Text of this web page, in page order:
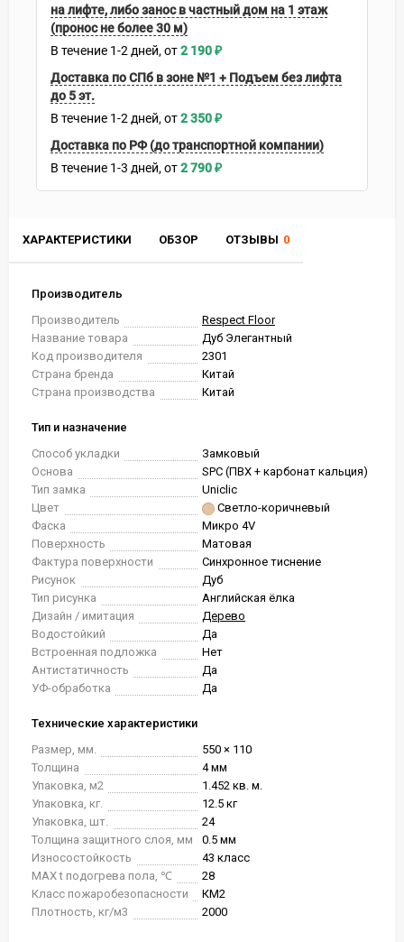
ХАРАКТЕРИСТИКИ ОБЗОР ОТЗЫВЫ 0
Производитель
Производитель
Respect Floor
Название товара
Дуб Элегантный
Код производителя
2301
Страна бренда
Китай
Страна производства
Китай
Тип и назначение
Способ укладки
Замковый
Основа
SPC (ПВХ + карбонат кальция)
Тип замка
Uniclic
Цвет
Светло-коричневый
Фаска
Микро 4V
Поверхность
Матовая
Фактура поверхности
Синхронное тиснение
Рисунок
Дуб
Тип рисунка
Английская ёлка
Дизайн / имитация
Дерево
Водостойкий
Да
Встроенная подложка
Нет
Антистатичность
Да
УФ-обработка
Да
Технические характеристики
Размер, мм.
550 × 110
Толщина
4 мм
Упаковка, м2
1.452 кв. м.
Упаковка, кг.
12.5 кг
Упаковка, шт.
24
Толщина защитного слоя, мм
0.5 мм
Износостойкость
43 класс
MAX t подогрева пола, ℃
28
Класс пожаробезопасности
КМ2
Плотность, кг/м3
2000
на лифте, либо занос в частный дом на 1 этаж
(пронос не более 30 м)
В течение 1-2 дней 2 190₽
Доставка по СПб в зоне №1 + Подъем без лифта
до 5 эт.
В течение 1-2 дней 2 350₽
Доставка по РФ (до транспортной компании)
В течение 1-3 дней 2 790₽